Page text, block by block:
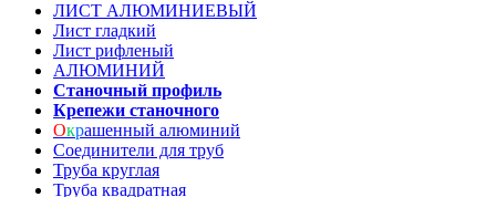
ЛИСТ АЛЮМИНИЕВЫЙ
Лист гладкий
Лист рифленый
АЛЮМИНИЙ
Станочный профиль
Крепежи станочного
Окрашенный алюминий
Соединители для труб
Труба круглая
Труба квадратная